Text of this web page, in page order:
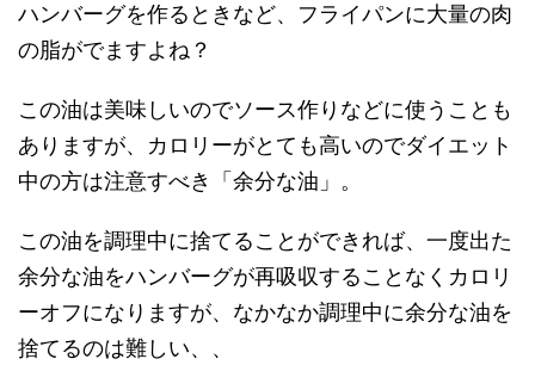
ハンバーグを作るときなど、フライパンに大量の肉
の脂がでますよね？
この油は美味しいのでソース作りなどに使うことも
ありますが、カロリーがとても高いのでダイエット
中の方は注意すべき「余分な油」。
この油を調理中に捨てることができれば、一度出た
余分な油をハンバーグが再吸収することなくカロリ
ーオフになりますが、なかなか調理中に余分な油を
捨てるのは難しい、、